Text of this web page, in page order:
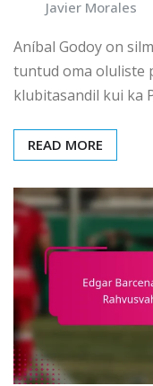
Javier Morales
Aníbal Godoy on
tuntud oma oluliste
klubitasandil kui ka
READ MORE